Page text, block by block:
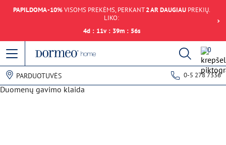
PAPILDOMA -10%VISOMS PREKĖMS, PERKANT2 AR DAUGIAUPREKIŲ.
LIKO:
4d : 11v : 39m : 56s
0
PARDUOTUVĖS 0-5 278 7336
Duomenų gavimo klaida